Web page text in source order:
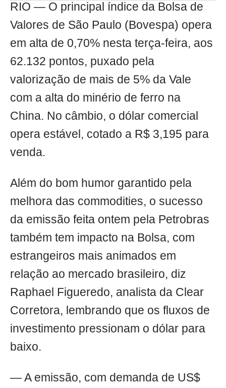
RIO — O principal índice da Bolsa de
Valores de São Paulo (Bovespa) opera
em alta de 0,70% nesta terça-feira, aos
62.132 pontos, puxado pela
valorização de mais de 5% da Vale
com a alta do minério de ferro na
China. No câmbio, o dólar comercial
opera estável, cotado a R$ 3,195 para
venda.
Além do bom humor garantido pela
melhora das commodities, o sucesso
da emissão feita ontem pela Petrobras
também tem impacto na Bolsa, com
estrangeiros mais animados em
relação ao mercado brasileiro, diz
Raphael Figueredo, analista da Clear
Corretora, lembrando que os fluxos de
investimento pressionam o dólar para
baixo.
— A emissão, com demanda de US$